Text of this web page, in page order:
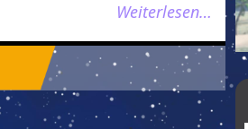
Weiterlesen…